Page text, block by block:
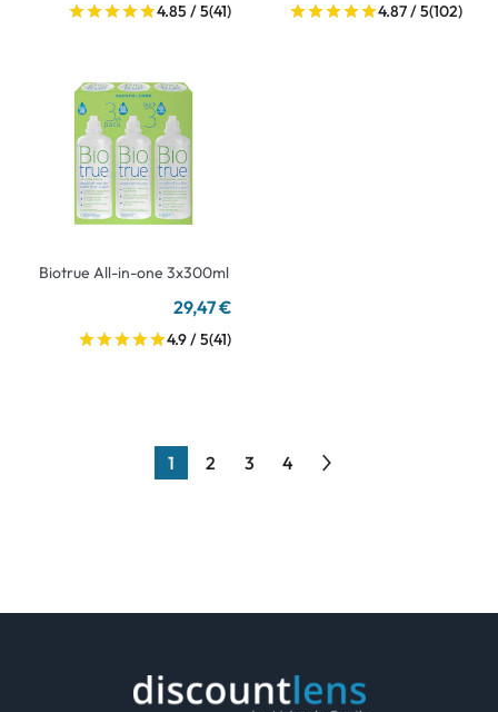
4.85 / 5(41) 4.87 / 5(102)
Biotrue All-in-one 3x300ml
29,47 €
4.9 / 5(41)
1 2 3 4